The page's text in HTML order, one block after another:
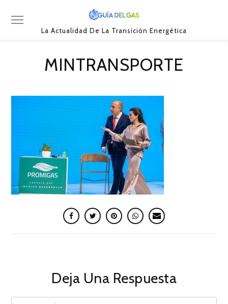
La Actualidad De La Transición Energética
MINTRANSPORTE
Deja Una Respuesta
COMMENT